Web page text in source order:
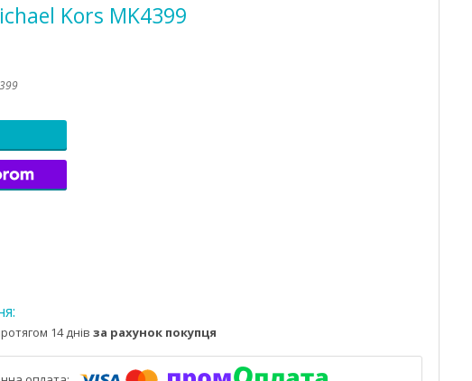
Kors MK4399
14 днів за рахунок покупця